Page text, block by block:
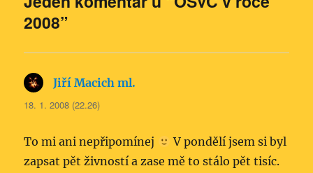
2008”
Jiří Macich ml.
18. 1. 2008 (22.26)
To mi ani nepřipomínej
V pondělí jsem si byl
zapsat pět živností a zase mě to stálo pět tisíc.